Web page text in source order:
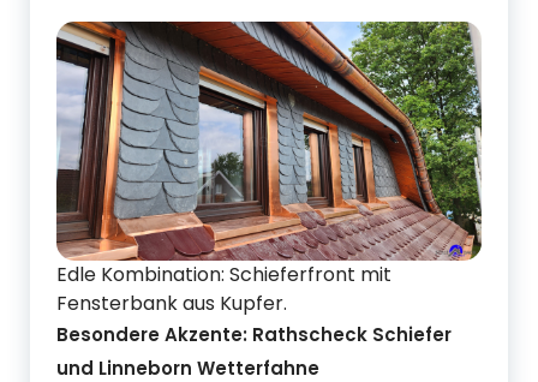
Edle Kombination: Schieferfront mit
Fensterbank aus Kupfer.
Besondere Akzente: Rathscheck Schiefer
und Linneborn Wetterfahne